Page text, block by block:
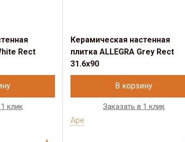
Rect
клик
Керамическая настенная
плитка ALLEGRA Grey Rect
31.6x90
В корзину
Заказать в 1 клик
Ape